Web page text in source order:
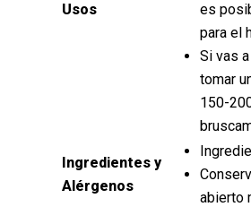
Usos
es
para el
Si vas
tomar
150-
Ingredientes y
Alérgenos
abierto